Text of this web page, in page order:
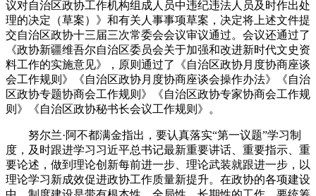
议对自治区政协工作机构组成人员中违纪违法人员及时作出处
理的决定（草案）》和有关人事事项草案，决定将上述文件提
交自治区政协十三届三次常委会会议审议通过。会议还通过了
《政协新疆维吾尔自治区委员会关于加强和改进新时代文史资
料工作的实施意见》，原则通过了《自治区政协月度协商座谈
会工作规则》《自治区政协月度协商座谈会操作办法》《自治
区政协专题协商会工作规则》《自治区政协专家协商会工作规
则》《自治区政协秘书长会议工作规则》。
努尔兰·阿不都满金指出，要认真落实“第一议题”学习制
度，及时跟进学习习近平总书记最新重要讲话、重要指示、重
要论述，做到理论创新每前进一步、理论武装就跟进一步，以
理论学习新成效促进政协工作质量新提升。在政协的各项建设